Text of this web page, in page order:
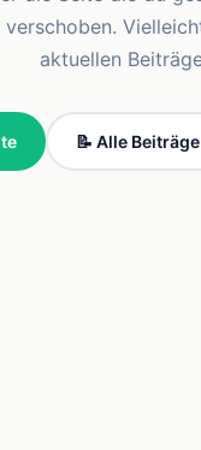
aktuellen
📝 Alle Beiträge